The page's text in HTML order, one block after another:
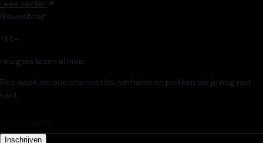
Lees verder
Nieuwsbrief
764 +
reizigers lezen al mee
Elke week de mooiste reistips, verhalen en plekken die je nog niet
kent.
Inschrijven